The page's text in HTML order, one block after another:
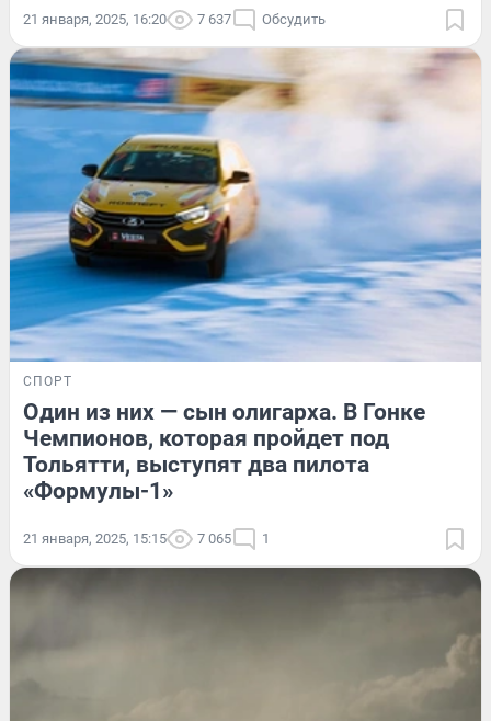
21 января, 2025, 16:20 7 637 Обсудить
СПОРТ
Один из них — сын олигарха. В Гонке
Чемпионов, которая пройдет под
Тольятти, выступят два пилота
«Формулы-1»
21 января, 2025, 15:15 7 065 1